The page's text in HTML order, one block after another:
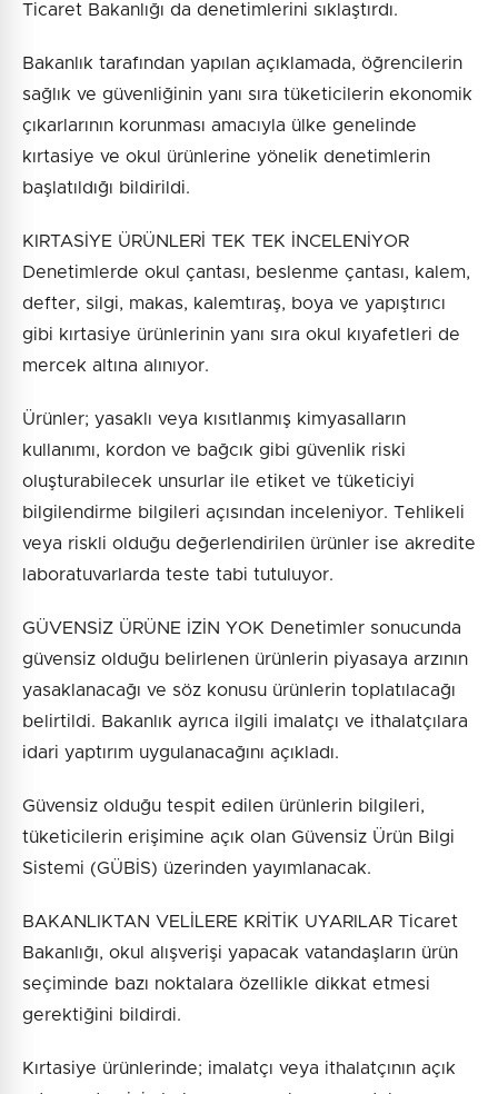
Ticaret Bakanlığı da denetimlerini sıklaştırdı.
Bakanlık tarafından yapılan açıklamada, öğrencilerin
sağlık ve güvenliğinin yanı sıra tüketicilerin ekonomik
çıkarlarının korunması amacıyla ülke genelinde
kırtasiye ve okul ürünlerine yönelik denetimlerin
başlatıldığı bildirildi.
KIRTASİYE ÜRÜNLERİ TEK TEK İNCELENİYOR
Denetimlerde okul çantası, beslenme çantası, kalem,
defter, silgi, makas, kalemtıraş, boya ve yapıştırıcı
gibi kırtasiye ürünlerinin yanı sıra okul kıyafetleri de
mercek altına alınıyor.
Ürünler; yasaklı veya kısıtlanmış kimyasalların
kullanımı, kordon ve bağcık gibi güvenlik riski
oluşturabilecek unsurlar ile etiket ve tüketiciyi
bilgilendirme bilgileri açısından inceleniyor. Tehlikeli
veya riskli olduğu değerlendirilen ürünler ise akredite
laboratuvarlarda teste tabi tutuluyor.
GÜVENSİZ ÜRÜNE İZİN YOK Denetimler sonucunda
güvensiz olduğu belirlenen ürünlerin piyasaya arzının
yasaklanacağı ve söz konusu ürünlerin toplatılacağı
belirtildi. Bakanlık ayrıca ilgili imalatçı ve ithalatçılara
idari yaptırım uygulanacağını açıkladı.
Güvensiz olduğu tespit edilen ürünlerin bilgileri,
tüketicilerin erişimine açık olan Güvensiz Ürün Bilgi
Sistemi (GÜBİS) üzerinden yayımlanacak.
BAKANLIKTAN VELİLERE KRİTİK UYARILAR Ticaret
Bakanlığı, okul alışverişi yapacak vatandaşların ürün
seçiminde bazı noktalara özellikle dikkat etmesi
gerektiğini bildirdi.
Kırtasiye ürünlerinde; imalatçı veya ithalatçının açık